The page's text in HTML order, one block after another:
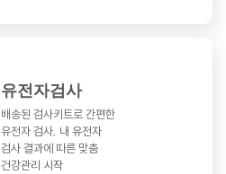
유전자검사
배송된 검사키트로 간편한
유전자 검사, 내 유전자
검사 결과에 따른 맞춤
건강관리 시작